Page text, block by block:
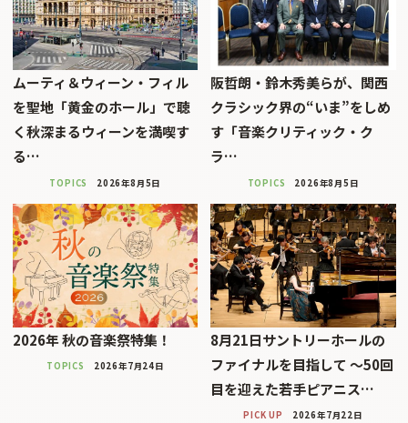
ムーティ＆ウィーン・フィル
を聖地「黄金のホール」で聴
く秋深まるウィーンを満喫す
る…
TOPICS 2026年8月5日
阪哲朗・鈴木秀美らが、関西
クラシック界の“いま”をしめ
す「音楽クリティック・ク
ラ…
TOPICS 2026年8月5日
2026年 秋の音楽祭特集！
TOPICS 2026年7月24日
8月21日サントリーホールの
ファイナルを目指して 〜50回
目を迎えた若手ピアニス…
PICK UP 2026年7月22日